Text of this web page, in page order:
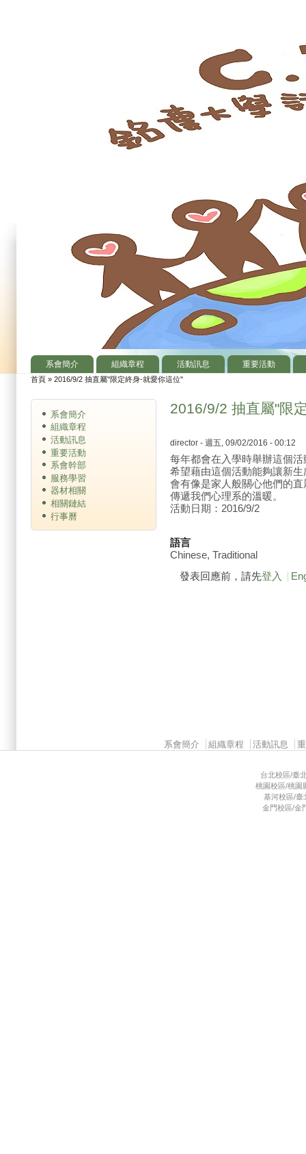
主選單
系會簡介 組織章程 活動訊息 重要活動
您在這裡
首頁 » 2016/9/2 抽直屬"限定終身-就愛你這位"
2016/9/2 抽直屬"限
director - 週五, 09/02/2016 - 00:12
每年都會在入學時舉辦這個活
希望藉由這個活動能夠讓新
會有像是家人般關心他們的
傳遞我們心理系的溫暖。
活動日期：2016/9/2
語言
Chinese, Traditional
發表回應前，請先登入
系會簡介
組織章程
活動訊息
重要活動
系會幹部
服務學習
器材相關
相關鏈結
行事曆
系會簡介 組織章程 活動訊息
台北校區/臺
桃園校區/桃園
基河校區/臺
金門校區/金